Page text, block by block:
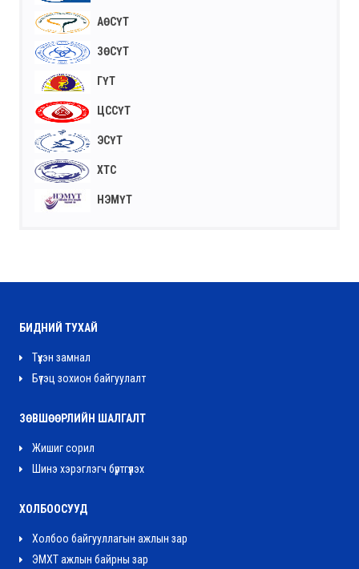
АӨСҮТ
ЗӨСҮТ
ГҮТ
ЦССҮТ
ЭСҮТ
ХТС
НЭМҮТ
БИДНИЙ ТУХАЙ
Түүхэн замнал
Бүтэц зохион байгуулалт
ЗӨВШӨӨРЛИЙН ШАЛГАЛТ
Жишиг сорил
Шинэ хэрэглэгч бүртгүүлэх
ХОЛБООСУУД
Холбоо байгууллагын ажлын зар
ЭМХТ ажлын байрны зар